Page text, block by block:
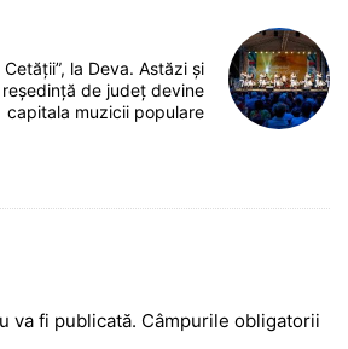
la Deva. Astăzi și
de județ devine
capitala muzicii populare
va fi publicată. Câmpurile obligatorii